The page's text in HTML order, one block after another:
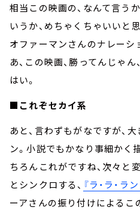
相当この映画の、なんて言うか
いうか、めちゃくちゃいいと
オファーマンさんのナレーシ
あ、この映画、勝ってんじゃん
はい。
■これぞセカイ系
あと、言わずもがなですが、
ン。小説でもかなり事細かく
ちろんこれがですね、次々と
とシンクロする、 『ラ・ラ・ラン
ーアさんの振り付けによるこ